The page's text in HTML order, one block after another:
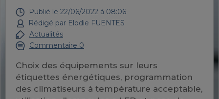
Publié le 22/06/2022 à 08:06
Rédigé par Elodie FUENTES
Actualités
Commentaire 0
Choix des équipements sur leurs
étiquettes énergétiques, programmation
des climatiseurs à température acceptable,